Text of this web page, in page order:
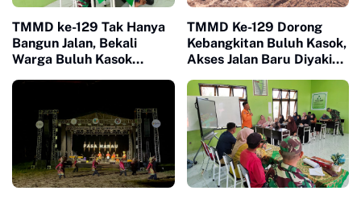
TMMD ke-129 Tak Hanya
Bangun Jalan, Bekali
Warga Buluh Kasok
TMMD Ke-129 Dorong
Kebangkitan Buluh Kasok,
Akses Jalan Baru Diyakini
Ekonomi Warga